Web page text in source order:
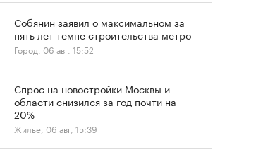
Собянин заявил о максимальном за
пять лет темпе строительства метро
Город, 06 авг, 15:52
Спрос на новостройки Москвы и
области снизился за год почти на
20%
Жилье, 06 авг, 15:39